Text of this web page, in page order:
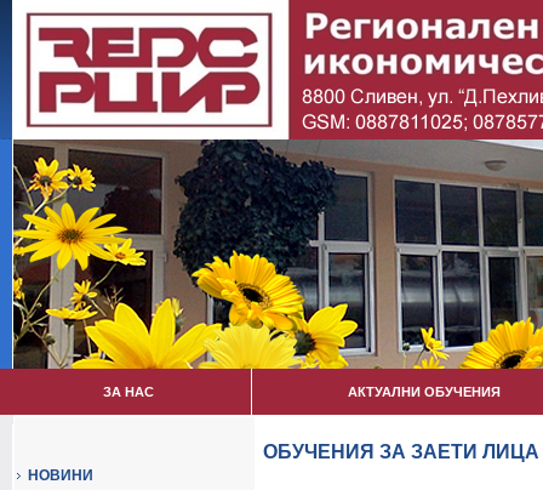
ЗА НАС АКТУАЛНИ ОБУЧЕНИЯ
НОВИНИ
ОБУЧЕНИЯ ЗА ЗАЕТИ ЛИЦА